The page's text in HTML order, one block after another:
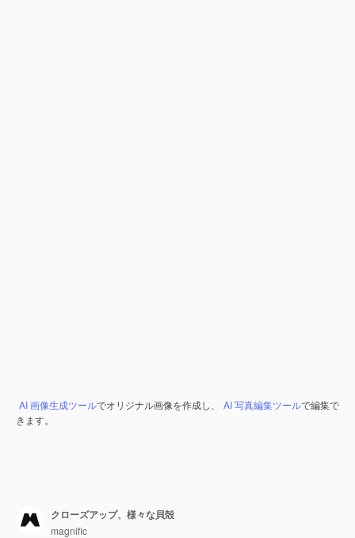
AI 画像生成ツールでオリジナル画像を作成し、 AI 写真編集ツールで編集で
きます。
クローズアップ、様々な貝殻
magnific